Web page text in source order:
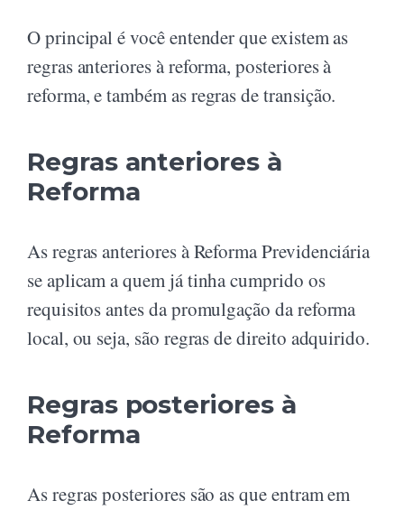
O principal é você entender que existem as
regras anteriores à reforma, posteriores à
reforma, e também as regras de transição.
Regras anteriores à
Reforma
As regras anteriores à Reforma Previdenciária
se aplicam a quem já tinha cumprido os
requisitos antes da promulgação da reforma
local, ou seja, são regras de direito adquirido.
Regras posteriores à
Reforma
As regras posteriores são as que entram em